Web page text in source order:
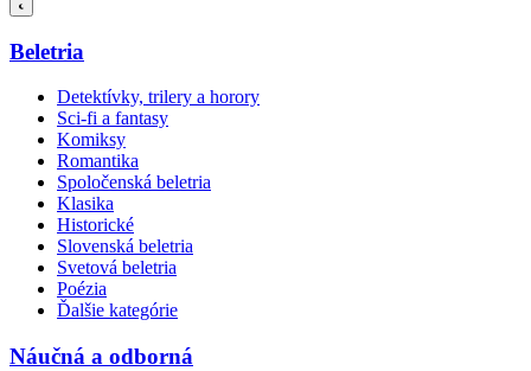
Beletria
Detektívky, trilery a horory
Sci-fi a fantasy
Komiksy
Romantika
Spoločenská beletria
Klasika
Historické
Slovenská beletria
Svetová beletria
Poézia
Ďalšie kategórie
Náučná a odborná